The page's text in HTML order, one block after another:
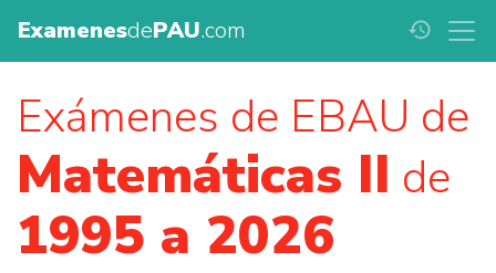
ExamenesdePAU.com history
Exámenes de EBAU de
Matemáticas II de
1995 a 2026